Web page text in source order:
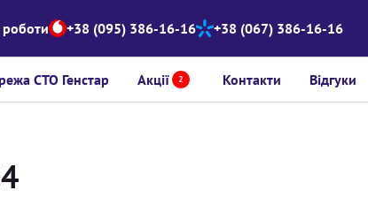
роботи +38 (095) 386-16-16 +38 (067) 386-16-16
СТО Генстар Акції 2 Контакти Відгуки